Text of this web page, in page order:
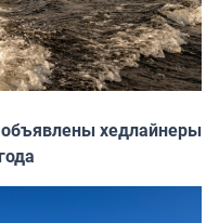
хедлайнеры